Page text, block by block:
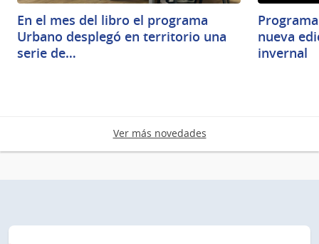
En el mes del libro el programa
Urbano desplegó en territorio una
serie de…
nueva
invernal
Ver más novedades